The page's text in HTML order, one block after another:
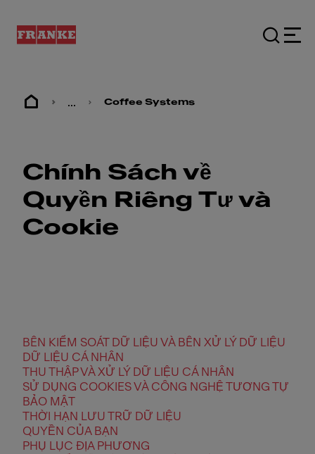
... Coffee Systems
Chính Sách về
Quyền Riêng Tư và
Cookie
BÊN KIỂM SOÁT DỮ LIỆU VÀ BÊN XỬ LÝ DỮ LIỆU
DỮ LIỆU CÁ NHÂN
THU THẬP VÀ XỬ LÝ DỮ LIỆU CÁ NHÂN
SỬ DỤNG COOKIES VÀ CÔNG NGHỆ TƯƠNG TỰ
BẢO MẬT
THỜI HẠN LƯU TRỮ DỮ LIỆU
QUYỀN CỦA BẠN
PHỤ LỤC ĐỊA PHƯƠNG